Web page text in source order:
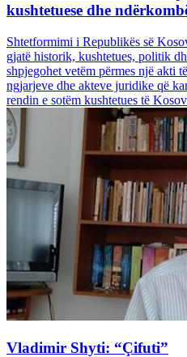
kushtetuese dhe
Shtetformimi i Republikës së
gjatë historik, kushtetues, politik
shpjegohet vetëm përmes një akti
ngjarjeve dhe akteve juridike që
rendin e sotëm kushtetues të
Vladimir Shyti: “Çifuti”